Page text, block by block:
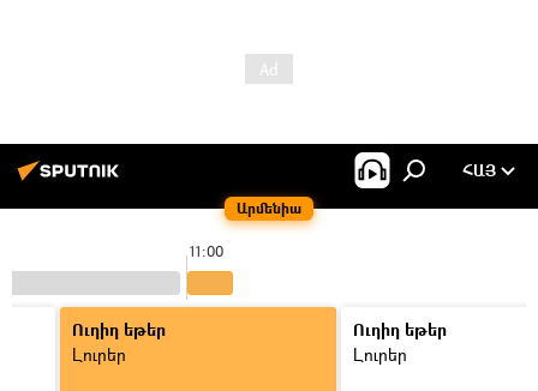
Արմենիա
ՀԱՅ
11:00
Ուղիղ եթեր
Լուրեր
Ուղիղ եթեր
Լուրեր